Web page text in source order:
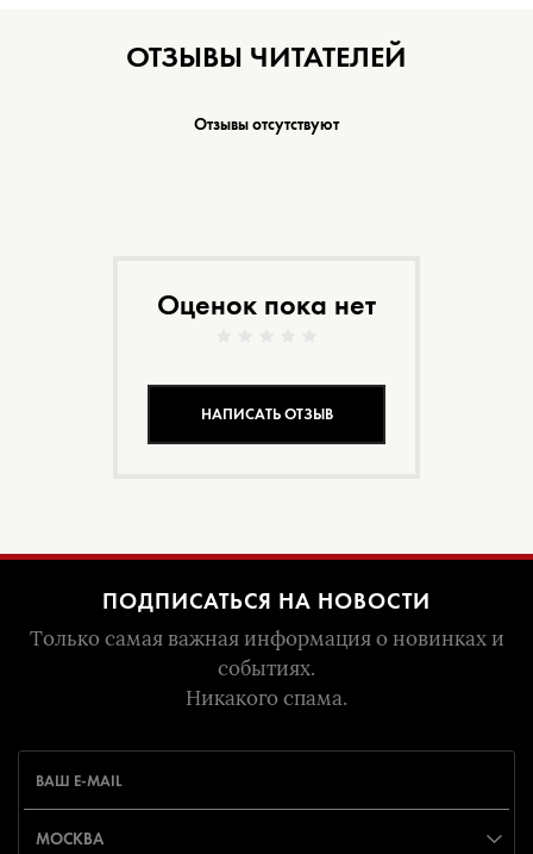
ОТЗЫВЫ ЧИТАТЕЛЕЙ
Отзывы отсутствуют
Оценок пока нет
НАПИСАТЬ ОТЗЫВ
ПОДПИСАТЬСЯ НА НОВОСТИ
Только самая важная информация о новинках и
событиях.
Никакого спама.